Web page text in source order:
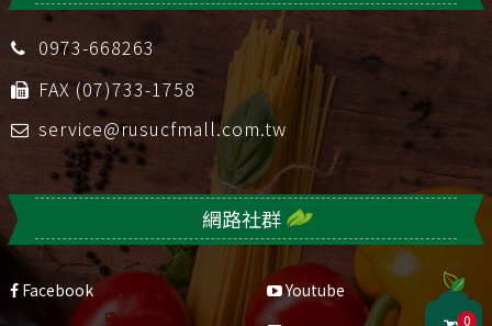
0973-668263
FAX (07)733-1758
service@rusucfmall.com.tw
網路社群
Facebook
Youtube
0